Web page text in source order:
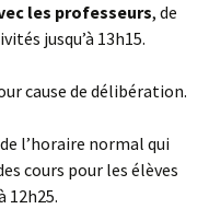
les professeurs, de
jusqu’à 13h15.
cause de délibération.
l’horaire normal qui
cours pour les élèves
12h25.